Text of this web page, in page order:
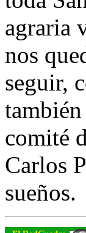
agraria
nos
seguir,
comité
Carlos
sueños.